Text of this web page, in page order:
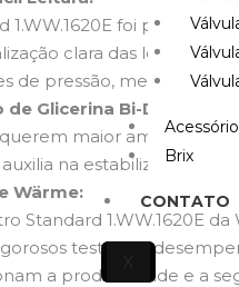
Brix
CONTATO
X
1.WW.1620E foi
clara das leituras
de pressão, mesmo em
Glicerina Bi-Destilada:
maior
na estabilização
Wärme:
Standard 1.WW.1620E
testes de
a produtividade e a